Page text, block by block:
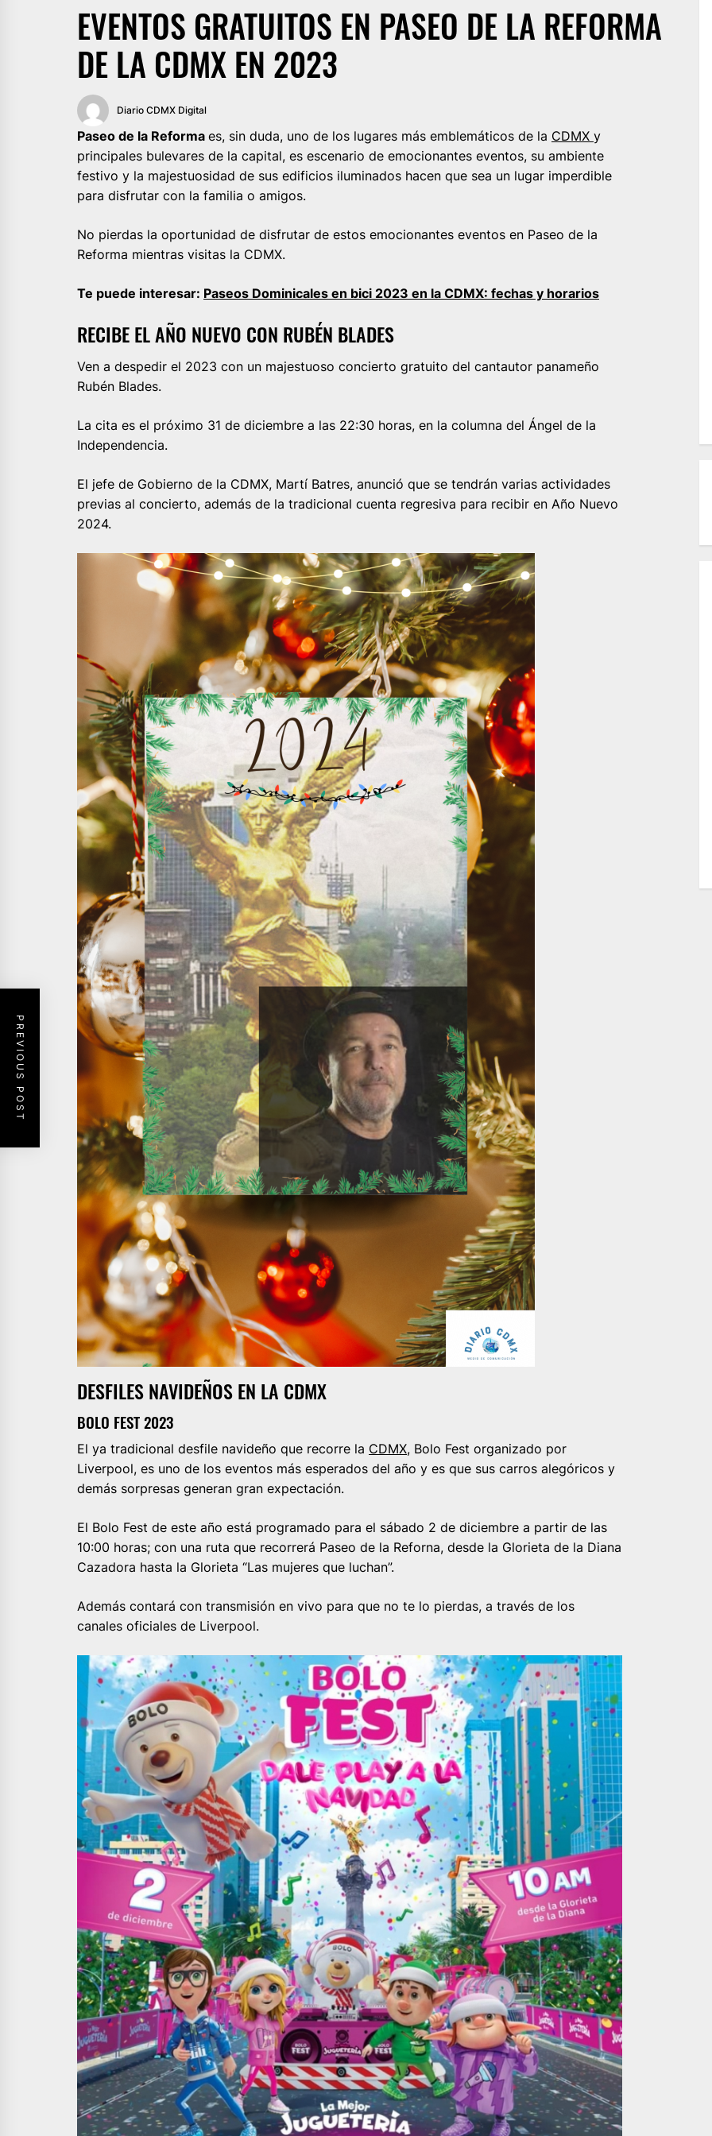
EVENTOS GRATUITOS EN PASEO DE LA REFORMA
DE LA CDMX EN 2023
Diario CDMX Digital
Paseo de la Reforma es, sin duda, uno de los lugares más emblemáticos de la CDMX y
principales bulevares de la capital, es escenario de emocionantes eventos, su ambiente
festivo y la majestuosidad de sus edificios iluminados hacen que sea un lugar imperdible
para disfrutar con la familia o amigos.
No pierdas la oportunidad de disfrutar de estos emocionantes eventos en Paseo de la
Reforma mientras visitas la CDMX.
Te puede interesar: Paseos Dominicales en bici 2023 en la CDMX: fechas y horarios
RECIBE EL AÑO NUEVO CON RUBÉN BLADES
Ven a despedir el 2023 con un majestuoso concierto gratuito del cantautor panameño
Rubén Blades.
La cita es el próximo 31 de diciembre a las 22:30 horas, en la columna del Ángel de la
Independencia.
El jefe de Gobierno de la CDMX, Martí Batres, anunció que se tendrán varias actividades
previas al concierto, además de la tradicional cuenta regresiva para recibir en Año Nuevo
2024.
DESFILES NAVIDEÑOS EN LA CDMX
BOLO FEST 2023
El ya tradicional desfile navideño que recorre la CDMX, Bolo Fest organizado por
Liverpool, es uno de los eventos más esperados del año y es que sus carros alegóricos y
demás sorpresas generan gran expectación.
El Bolo Fest de este año está programado para el sábado 2 de diciembre a partir de las
10:00 horas; con una ruta que recorrerá Paseo de la Reforna, desde la Glorieta de la Diana
Cazadora hasta la Glorieta “Las mujeres que luchan”.
Además contará con transmisión en vivo para que no te lo pierdas, a través de los
canales oficiales de Liverpool.
PREVIOUS POST